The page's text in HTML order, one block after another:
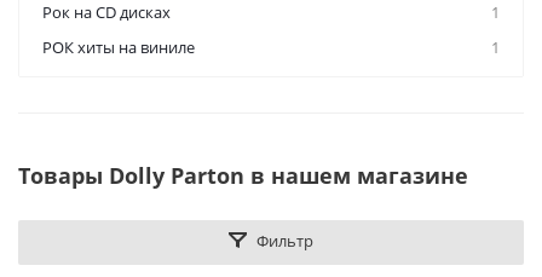
Рок на CD дисках
1
РОК хиты на виниле
1
Товары Dolly Parton в нашем магазине
Фильтр